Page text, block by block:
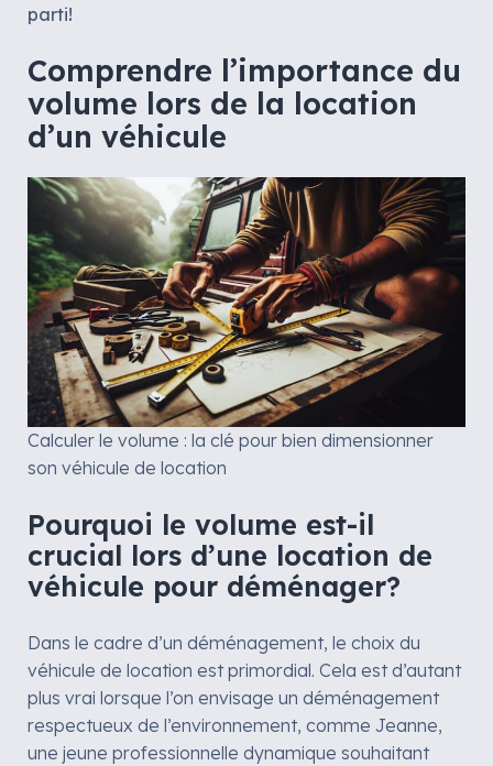
parti!
Comprendre l’importance du
volume lors de la location
d’un véhicule
Calculer le volume : la clé pour bien dimensionner
son véhicule de location
Pourquoi le volume est-il
crucial lors d’une location de
véhicule pour déménager?
Dans le cadre d’un déménagement, le choix du
véhicule de location est primordial. Cela est d’autant
plus vrai lorsque l’on envisage un déménagement
respectueux de l’environnement, comme Jeanne,
une jeune professionnelle dynamique souhaitant